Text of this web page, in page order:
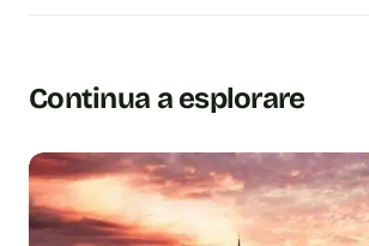
Continua a esplorare